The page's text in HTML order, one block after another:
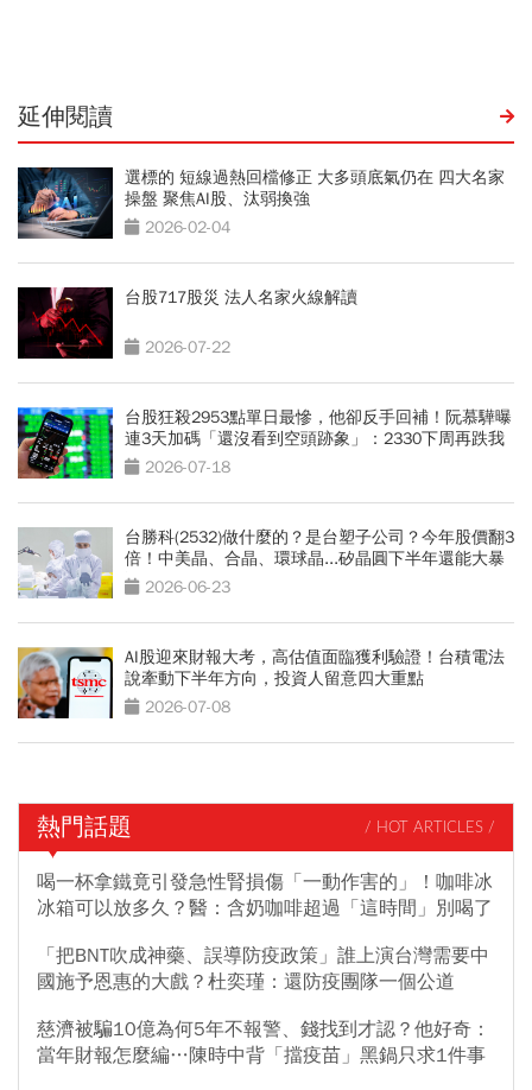
延伸閱讀
選標的 短線過熱回檔修正 大多頭底氣仍在 四大名家
操盤 聚焦AI股、汰弱換強
2026-02-04
台股717股災 法人名家火線解讀
2026-07-22
台股狂殺2953點單日最慘，他卻反手回補！阮慕驊曝
連3天加碼「還沒看到空頭跡象」：2330下周再跌我
再買2026-07-18
台勝科(2532)做什麼的？是台塑子公司？今年股價翻3
倍！中美晶、合晶、環球晶...矽晶圓下半年還能大暴
漲？2026-06-23
AI股迎來財報大考，高估值面臨獲利驗證！台積電法
說牽動下半年方向，投資人留意四大重點
2026-07-08
熱門話題 / HOT ARTICLES /
喝一杯拿鐵竟引發急性腎損傷「一動作害的」！咖啡冰
冰箱可以放多久？醫：含奶咖啡超過「這時間」別喝了
「把BNT吹成神藥、誤導防疫政策」誰上演台灣需要中
國施予恩惠的大戲？杜奕瑾：還防疫團隊一個公道
慈濟被騙10億為何5年不報警、錢找到才認？他好奇：
當年財報怎麼編…陳時中背「擋疫苗」黑鍋只求1件事